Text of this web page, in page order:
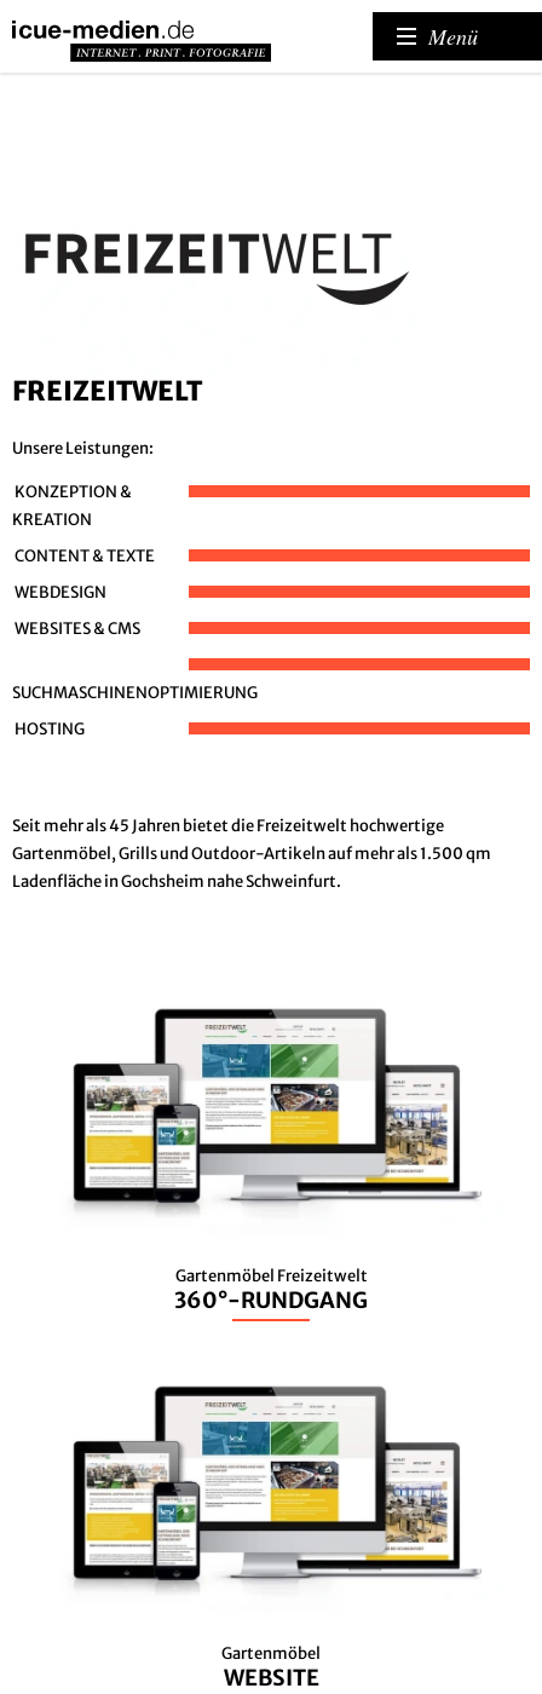
Menü
FREIZEITWELT
Unsere Leistungen:
KONZEPTION &
KREATION
CONTENT & TEXTE
WEBDESIGN
WEBSITES & CMS
SUCHMASCHINENOPTIMIERUNG
HOSTING
Seit mehr als 45 Jahren bietet die Freizeitwelt hochwertige
Gartenmöbel, Grills und Outdoor-Artikeln auf mehr als 1.500 qm
Ladenfläche in Gochsheim nahe Schweinfurt.
Gartenmöbel Freizeitwelt
360°-RUNDGANG
Gartenmöbel
WEBSITE